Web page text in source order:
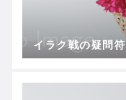
イラク戦の疑問符